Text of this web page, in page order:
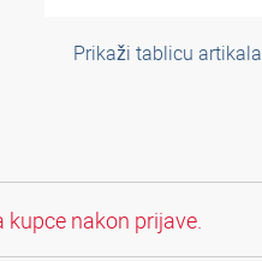
Prikaži tablicu artikala
kupce nakon prijave.